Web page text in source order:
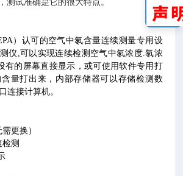
测试准确是它的很大特点。
）认可的空气中氡含量连续测量专用设
仪,可以实现连续检测空气中氡浓度.氡浓
有的屏幕直接显示，或可使用软件专用打
量打出来，内部存储器可以存储检测数
连接计算机。
需更换）
检测